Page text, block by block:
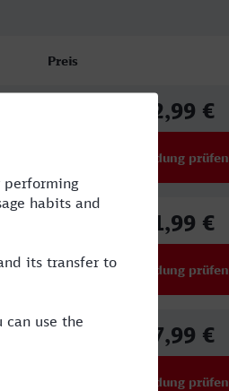
Preis
42,99 €
Verbindung prüfen
61,99 €
Verbindung prüfen
27,99 €
Verbindung prüfen